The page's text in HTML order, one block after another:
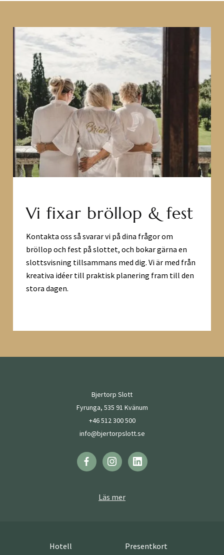
Vi fixar bröllop & fest
Kontakta oss så svarar vi på dina frågor om
bröllop och fest på slottet, och bokar gärna en
slottsvisning tillsammans med dig. Vi är med från
kreativa idéer till praktisk planering fram till den
stora dagen.
Bjertorp Slott
Fyrunga, 535 91 Kvänum
+46 512 300 500
info@bjertorpslott.se
Läs mer
Hotell
Presentkort